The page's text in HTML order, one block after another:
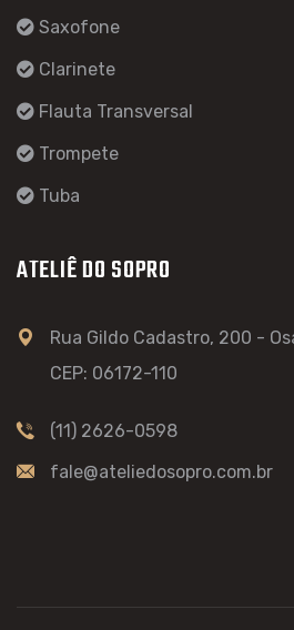
Saxofone
Clarinete
Flauta Transversal
Trompete
Tuba
ATELIÊ DO SOPRO
Rua Gildo Cadastro, 200 -
CEP: 06172-110
(11) 2626-0598
fale@ateliedosopro.com.br